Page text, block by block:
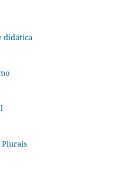
didática
Plurais